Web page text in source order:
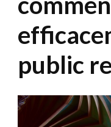
public